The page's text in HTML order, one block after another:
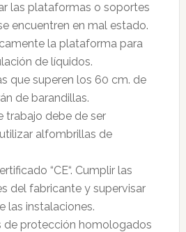
las plataformas o soportes
encuentren en mal estado.
la plataforma para
de líquidos.
que superen los 60 cm. de
de barandillas.
trabajo debe de ser
alfombrillas de
“CE“. Cumplir las
del fabricante y supervisar
las instalaciones.
de protección homologados